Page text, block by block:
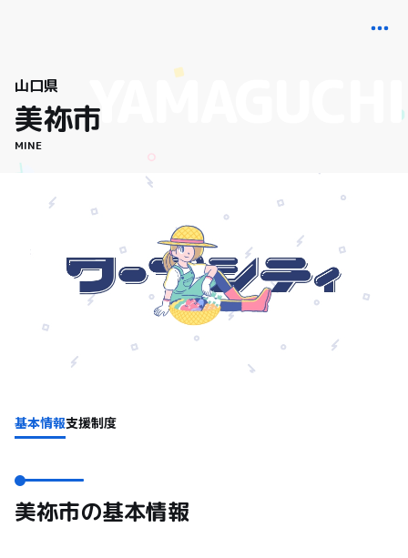
山口県
美祢市
MINE
基本情報支援制度
美祢市の基本情報